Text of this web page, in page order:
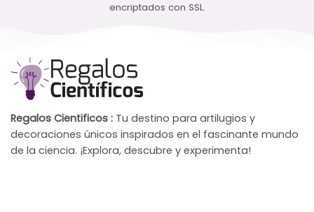
encriptados con SSL.
Regalos Cientificos : Tu destino para artilugios y
decoraciones únicos inspirados en el fascinante mundo
de la ciencia. ¡Explora, descubre y experimenta!